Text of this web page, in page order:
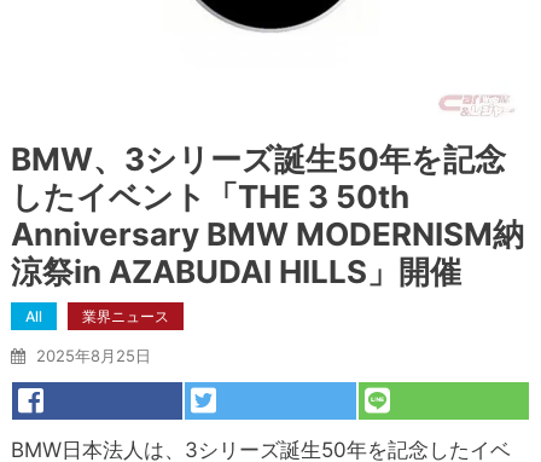
BMW、3シリーズ誕生50年を記念
したイベント「THE 3 50th
Anniversary BMW MODERNISM納
涼祭in AZABUDAI HILLS」開催
All 業界ニュース
2025年8月25日
BMW日本法人は、3シリーズ誕生50年を記念したイベ